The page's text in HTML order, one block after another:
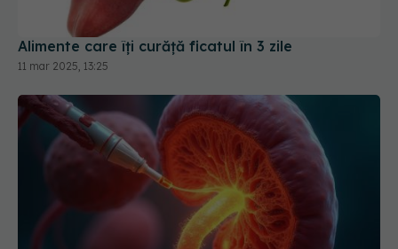
Alimente care îți curăță ficatul în 3 zile
11 mar 2025, 13:25